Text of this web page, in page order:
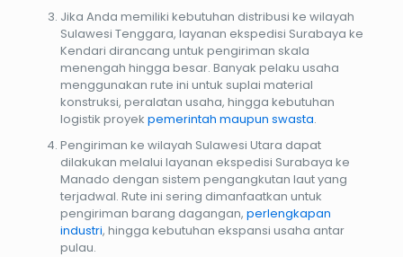
Jika Anda memiliki kebutuhan distribusi ke wilayah
Sulawesi Tenggara, layanan ekspedisi Surabaya ke
Kendari dirancang untuk pengiriman skala
menengah hingga besar. Banyak pelaku usaha
menggunakan rute ini untuk suplai material
konstruksi, peralatan usaha, hingga kebutuhan
logistik proyek pemerintah maupun swasta.
Pengiriman ke wilayah Sulawesi Utara dapat
dilakukan melalui layanan ekspedisi Surabaya ke
Manado dengan sistem pengangkutan laut yang
terjadwal. Rute ini sering dimanfaatkan untuk
pengiriman barang dagangan, perlengkapan
industri, hingga kebutuhan ekspansi usaha antar
pulau.